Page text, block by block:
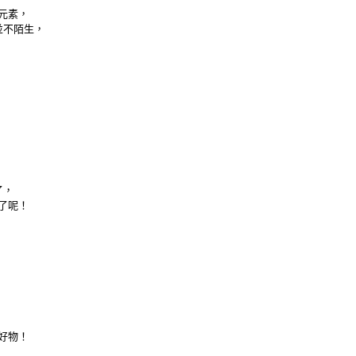
素，
陌生，
呢！
物！